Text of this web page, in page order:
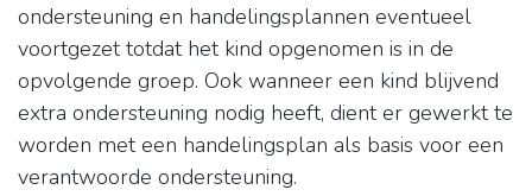
ondersteuning en handelingsplannen eventueel
voortgezet totdat het kind opgenomen is in de
opvolgende groep. Ook wanneer een kind blijvend
extra ondersteuning nodig heeft, dient er gewerkt te
worden met een handelingsplan als basis voor een
verantwoorde ondersteuning.